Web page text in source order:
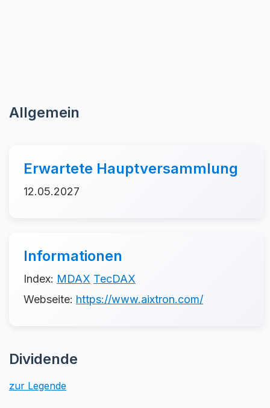
Allgemein
Erwartete Hauptversammlung
12.05.2027
Informationen
Index: MDAX TecDAX
Webseite: https://www.aixtron.com/
Dividende
zur Legende